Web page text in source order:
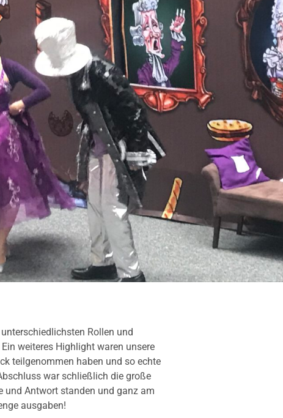
Rollen und
weiteres Highlight waren unsere
teilgenommen haben und so echte
war schließlich die große
und Antwort standen und ganz am
ausgaben!